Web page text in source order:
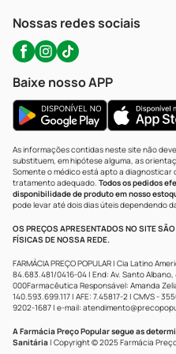
Nossas redes sociais
Baixe nosso APP
As informações contidas neste site não
substituem, em hipótese alguma, as
Somente o médico está apto a
tratamento adequado. Todos os pedidos
disponibilidade de produto em nosso
pode levar até dois dias úteis dependendo
OS PREÇOS APRESENTADOS NO SITE
FÍSICAS DE NOSSA REDE.
FARMÁCIA PREÇO POPULAR | Cia Latino
84.683.481/0416-04 | End: Av. Santo Albano,
000Farmacêutica Responsável: Amanda
140.593.699.117 | AFE: 7.45817-2 | CMVS -
9202-1687 | e-mail:
A Farmácia Preço Popular segue as
Sanitária | Copyright © 2025 Farmácia